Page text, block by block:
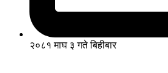
२०८१ माघ ३ गते बिहीबार